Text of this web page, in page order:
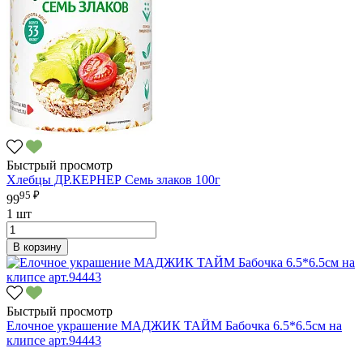
Быстрый просмотр
Хлебцы ДР.КЕРНЕР Семь злаков 100г
9995 ₽
1 шт
В корзину
Быстрый просмотр
Елочное украшение МАДЖИК ТАЙМ Бабочка 6.5*6.5см на
клипсе арт.94443